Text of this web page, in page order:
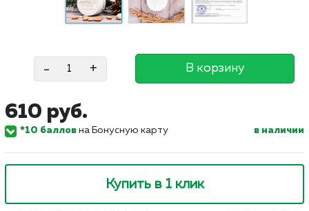
- + В корзину
610 руб.
*10 баллов на Бонусную карту в наличии
Купить в 1 клик